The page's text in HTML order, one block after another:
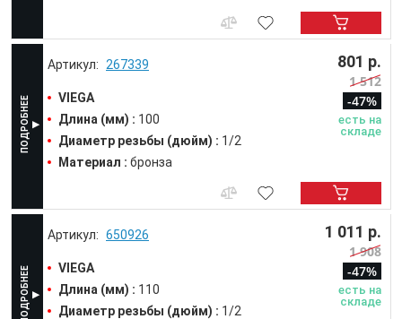
267339
VIEGA
Длина (мм) : 100
Диаметр резьбы (дюйм) : 1/2
Материал : бронза
801 р.
1 512
-47%
есть на
складе
650926
VIEGA
Длина (мм) : 110
Диаметр резьбы (дюйм) : 1/2
1 011 р.
1 908
-47%
есть на
складе